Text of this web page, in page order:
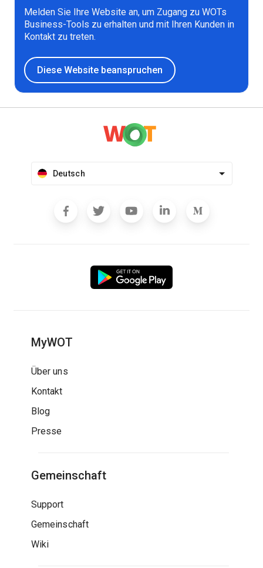
Melden Sie Ihre Website an, um Zugang zu WOTs
Business-Tools zu erhalten und mit Ihren Kunden in
Kontakt zu treten.
Diese Website beanspruchen
Deutsch
MyWOT
Über uns
Kontakt
Blog
Presse
Gemeinschaft
Support
Gemeinschaft
Wiki